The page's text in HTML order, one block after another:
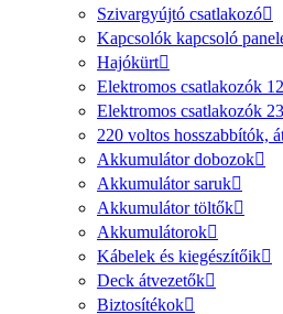
Szivargyújtó csatlakozó
Kapcsolók kapcsoló
Hajókürt
Elektromos csatlakozók
Elektromos csatlakozók
220 voltos hosszabbítók,
Akkumulátor dobozok
Akkumulátor saruk
Akkumulátor töltők
Akkumulátorok
Kábelek és kiegészítőik
Deck átvezetők
Biztosítékok